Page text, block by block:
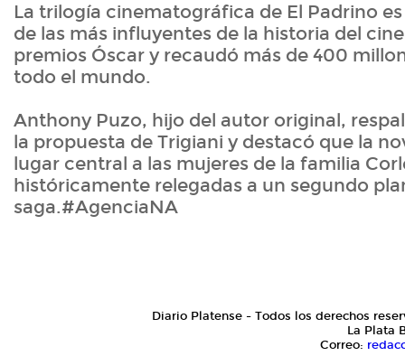
La trilogía cinematográfica de El Padrino
de las más influyentes de la historia del
premios Óscar y recaudó más de 400
todo el mundo.
Anthony Puzo, hijo del autor original,
la propuesta de Trigiani y destacó que la
lugar central a las mujeres de la familia
históricamente relegadas a un segundo
saga.#AgenciaNA
Diario Platense - Todos los derechos
La Plata
Correo: